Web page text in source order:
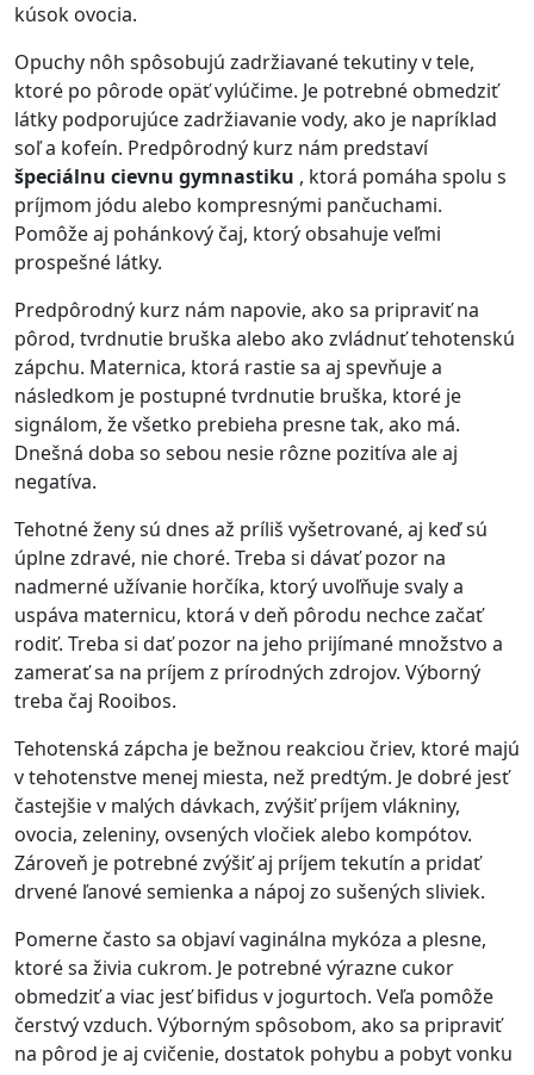
kúsok ovocia.
Opuchy nôh spôsobujú zadržiavané tekutiny v tele,
ktoré po pôrode opäť vylúčime. Je potrebné obmedziť
látky podporujúce zadržiavanie vody, ako je napríklad
soľ a kofeín. Predpôrodný kurz nám predstaví
špeciálnu cievnu gymnastiku , ktorá pomáha spolu s
príjmom jódu alebo kompresnými pančuchami.
Pomôže aj pohánkový čaj, ktorý obsahuje veľmi
prospešné látky.
Predpôrodný kurz nám napovie, ako sa pripraviť na
pôrod, tvrdnutie bruška alebo ako zvládnuť tehotenskú
zápchu. Maternica, ktorá rastie sa aj spevňuje a
následkom je postupné tvrdnutie bruška, ktoré je
signálom, že všetko prebieha presne tak, ako má.
Dnešná doba so sebou nesie rôzne pozitíva ale aj
negatíva.
Tehotné ženy sú dnes až príliš vyšetrované, aj keď sú
úplne zdravé, nie choré. Treba si dávať pozor na
nadmerné užívanie horčíka, ktorý uvoľňuje svaly a
uspáva maternicu, ktorá v deň pôrodu nechce začať
rodiť. Treba si dať pozor na jeho prijímané množstvo a
zamerať sa na príjem z prírodných zdrojov. Výborný
treba čaj Rooibos.
Tehotenská zápcha je bežnou reakciou čriev, ktoré majú
v tehotenstve menej miesta, než predtým. Je dobré jesť
častejšie v malých dávkach, zvýšiť príjem vlákniny,
ovocia, zeleniny, ovsených vločiek alebo kompótov.
Zároveň je potrebné zvýšiť aj príjem tekutín a pridať
drvené ľanové semienka a nápoj zo sušených sliviek.
Pomerne často sa objaví vaginálna mykóza a plesne,
ktoré sa živia cukrom. Je potrebné výrazne cukor
obmedziť a viac jesť bifidus v jogurtoch. Veľa pomôže
čerstvý vzduch. Výborným spôsobom, ako sa pripraviť
na pôrod je aj cvičenie, dostatok pohybu a pobyt vonku